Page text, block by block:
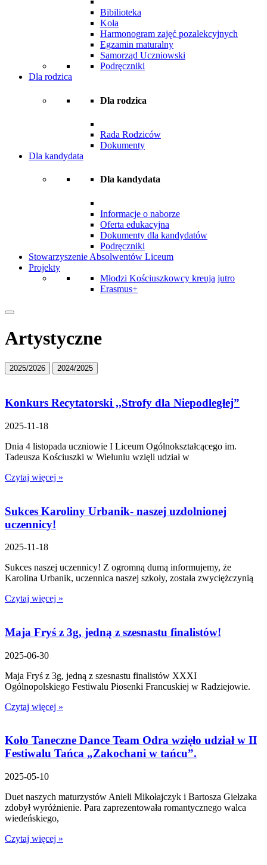
Bibilioteka
Koła
Harmonogram zajęć pozalekcyjnych
Egzamin maturalny
Samorząd Uczniowski
Podręczniki
Dla rodzica
Dla rodzica
Rada Rodziców
Dokumenty
Dla kandydata
Dla kandydata
Informacje o naborze
Oferta edukacyjna
Dokumenty dla kandydatów
Podręczniki
Stowarzyszenie Absolwentów Liceum
Projekty
Młodzi Kościuszkowcy kreują jutro
Erasmus+
Artystyczne
2025/2026 2024/2025
Konkurs Recytatorski ,,Strofy dla Niepodległej”
2025-11-18
Dnia 4 listopada uczniowie I Liceum Ogólnokształcącego im.
Tadeusza Kościuszki w Wieluniu wzięli udział w
Czytaj więcej »
Sukces Karoliny Urbanik- naszej uzdolnionej
uczennicy!
2025-11-18
Sukces naszej uczennicy! Z ogromną dumą informujemy, że
Karolina Urbanik, uczennica naszej szkoły, została zwyciężczynią
Czytaj więcej »
Maja Fryś z 3g, jedną z szesnastu finalistów!
2025-06-30
Maja Fryś z 3g, jedną z szesnastu finalistów XXXI
Ogólnopolskiego Festiwalu Piosenki Francuskiej w Radziejowie.
Czytaj więcej »
Koło Taneczne Dance Team Odra wzięło udział w II
Festiwalu Tańca „Zakochani w tańcu”.
2025-05-10
Duet naszych maturzystów Anieli Mikołajczyk i Bartosza Giełzaka
zdobył wyróżnienie. Para zaprezentowała romantycznego walca
wiedeńskiego,
Czytaj więcej »